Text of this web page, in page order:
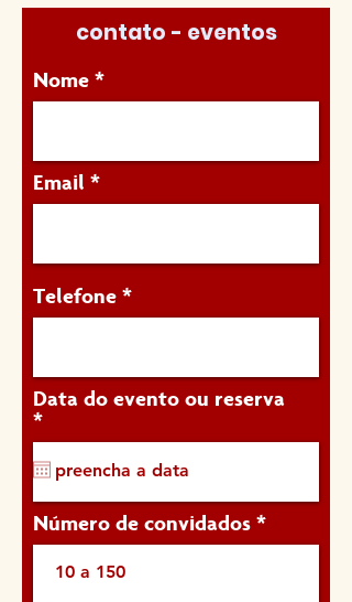
contato - eventos
Nome
Email
Telefone
Data do evento ou reserva
*r
e
q
u
i
r
e
Número de convidados